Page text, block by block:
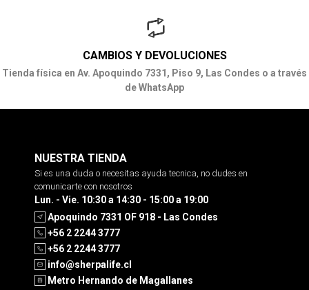
CAMBIOS Y DEVOLUCIONES
Tienda física en Av. Apoquindo 7331, Piso 9, Las Condes o a través
de WhatsApp
NUESTRA TIENDA
Si es una duda o necesitas ayuda tecnica, no dudes en
comunicarte con nosotros
Lun. - Vie. 10:30 a 14:30 - 15:00 a 19:00
Apoquindo 7331 OF 918 - Las Condes
+56 2 2244 3777
+56 2 2244 3777
info@sherpalife.cl
Metro Hernando de Magallanes